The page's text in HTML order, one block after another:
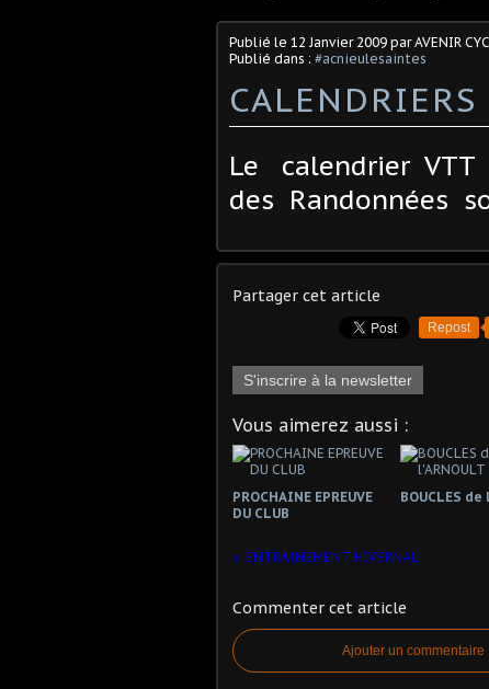
Publié le 12 Janvier 2009 par AVENIR
Publié dans : #acnieulesaintes
Le calendrier
des Randonnées
Partager cet article
Repost
S'inscrire à la newsletter
Vous aimerez aussi :
PROCHAINE EPREUVE
DU CLUB
BOUCLES de
ENTRAINEMENT HIVERNAL
Commenter cet article
Ajouter un commentaire